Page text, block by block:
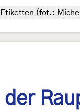
(fot.: